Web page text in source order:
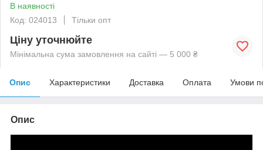
В наявності
Код: 024013
Тільки опт
Ціну уточнюйте
Мінімальна сума замовлення на сайті — 5 000 ₴
Опис Характеристики Доставка Оплата Умови
Опис